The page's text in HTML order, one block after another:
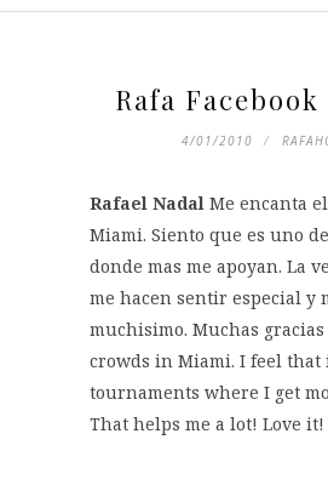
Rafa
4/01/2010
Rafael Nadal Me encanta
Miami. Siento que es uno
donde mas me apoyan. La
me hacen sentir especial y
muchisimo. Muchas
crowds in Miami. I feel that
tournaments where I get
That helps me a lot! Love it!